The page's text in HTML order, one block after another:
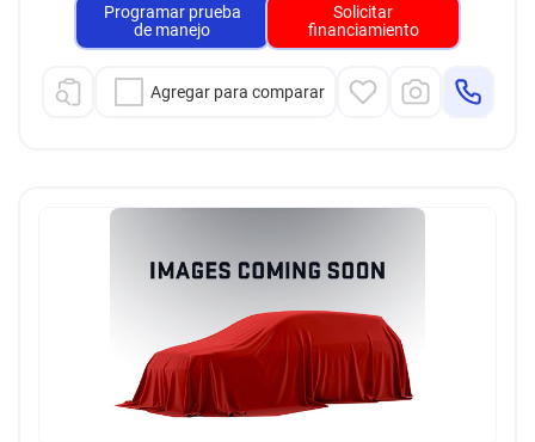
Programar prueba
de manejo
Solicitar
financiamiento
Agregar para comparar